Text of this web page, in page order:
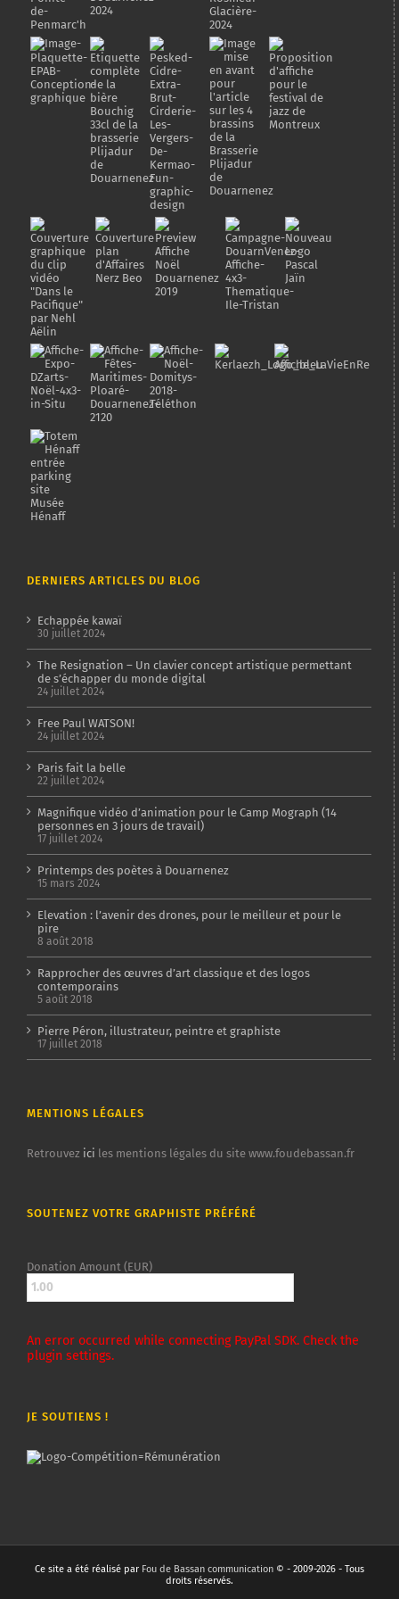
DERNIERS ARTICLES DU BLOG
Echappée kawaï
30 juillet 2024
The Resignation – Un clavier concept artistique permettant
de s’échapper du monde digital
24 juillet 2024
Free Paul WATSON!
24 juillet 2024
Paris fait la belle
22 juillet 2024
Magnifique vidéo d’animation pour le Camp Mograph (14
personnes en 3 jours de travail)
17 juillet 2024
Printemps des poètes à Douarnenez
15 mars 2024
Elevation : l’avenir des drones, pour le meilleur et pour le
pire
8 août 2018
Rapprocher des œuvres d’art classique et des logos
contemporains
5 août 2018
Pierre Péron, illustrateur, peintre et graphiste
17 juillet 2018
MENTIONS LÉGALES
Retrouvez ici les mentions légales du site www.foudebassan.fr
SOUTENEZ VOTRE GRAPHISTE PRÉFÉRÉ
Donation Amount (EUR)
An error occurred while connecting PayPal SDK. Check the
plugin settings.
JE SOUTIENS !
Ce site a été réalisé par Fou de Bassan communication © - 2009-2026 - Tous
droits réservés.